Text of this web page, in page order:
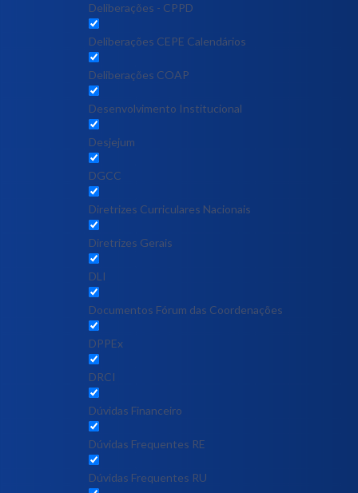
Deliberações - CPPD
Deliberações CEPE Calendários
Deliberações COAP
Desenvolvimento Institucional
Desjejum
DGCC
Diretrizes Curriculares Nacionais
Diretrizes Gerais
DLI
Documentos Fórum das Coordenações
DPPEx
DRCI
Dúvidas Financeiro
Dúvidas Frequentes RE
Dúvidas Frequentes RU